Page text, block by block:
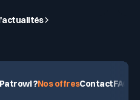
?Nos offresContactFAQ